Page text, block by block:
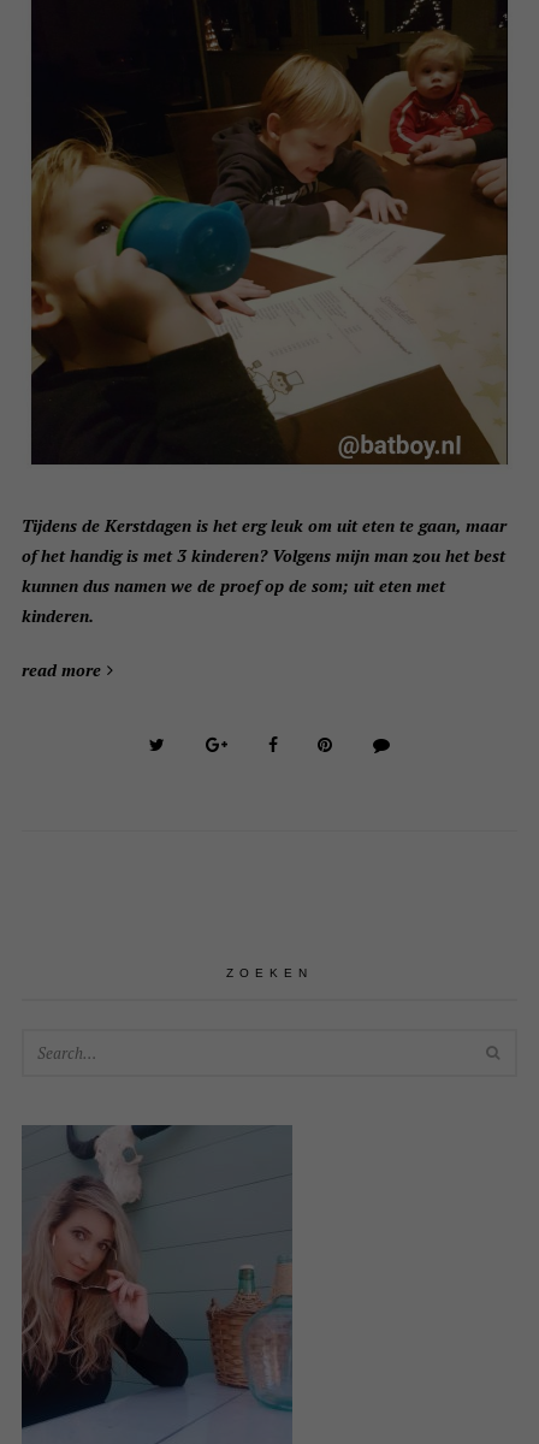
Tijdens de Kerstdagen is het erg leuk om uit eten te gaan, maar
of het handig is met 3 kinderen? Volgens mijn man zou het best
kunnen dus namen we de proef op de som; uit eten met
kinderen.
read more
ZOEKEN